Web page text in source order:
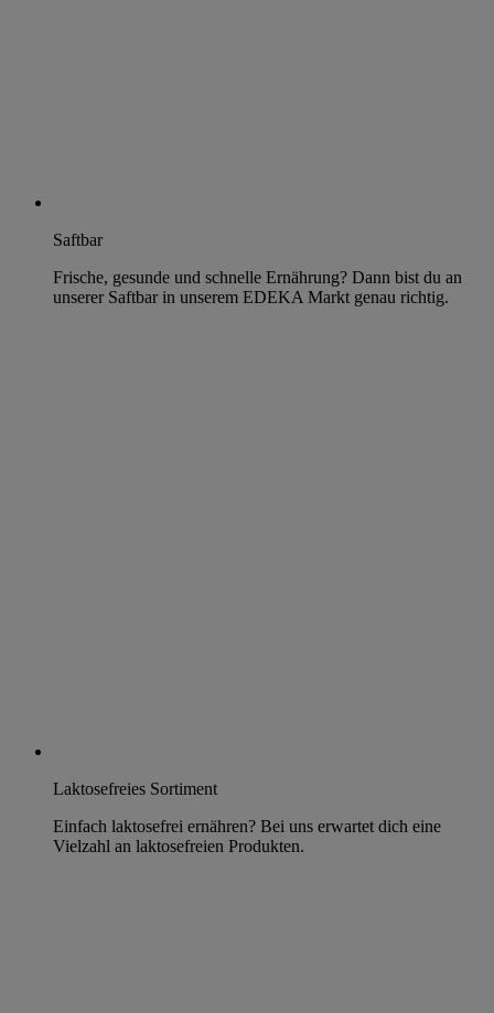
Saftbar
Frische, gesunde und schnelle Ernährung? Dann bist du an
unserer Saftbar in unserem EDEKA Markt genau richtig.
Laktosefreies Sortiment
Einfach laktosefrei ernähren? Bei uns erwartet dich eine
Vielzahl an laktosefreien Produkten.